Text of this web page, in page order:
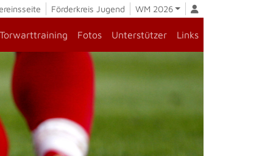
Förderkreis Jugend WM 2026
Torwarttraining Fotos Unterstützer Links